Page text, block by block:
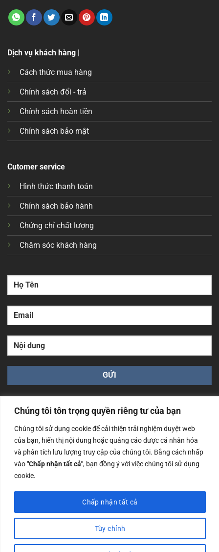
Chúng tôi tôn trọng quyền riêng tư của bạn
Chúng tôi sử dụng cookie để cải thiện trải nghiệm duyệt web
của bạn, hiển thị nội dung hoặc quảng cáo được cá nhân hóa
và phân tích lưu lượng truy cập của chúng tôi. Bằng cách nhấp
vào"Chấp nhận tất cả", bạn đồng ý với việc chúng tôi sử dụng
cookie.
Tùy chỉnh
Chấp nhận tất cả
Dịch vụ khách hàng |
Cách thức mua hàng
Chính sách đổi - trả
Chính sách hoàn tiền
Chính sách bảo mật
Cutomer service
Hình thức thanh toán
Chính sách bảo hành
Chứng chỉ chất lượng
Chăm sóc khách hàng
Công ty TNHH Nam Bình Xương - Số ĐKKD: 0108783483
cấp ngày 14/06/2019 bởi Sở Kế Hoạch và Đầu Tư Tp. Hà
Nội
Copyrights @2023 Nam Binh Xuong. All Rights Reserved